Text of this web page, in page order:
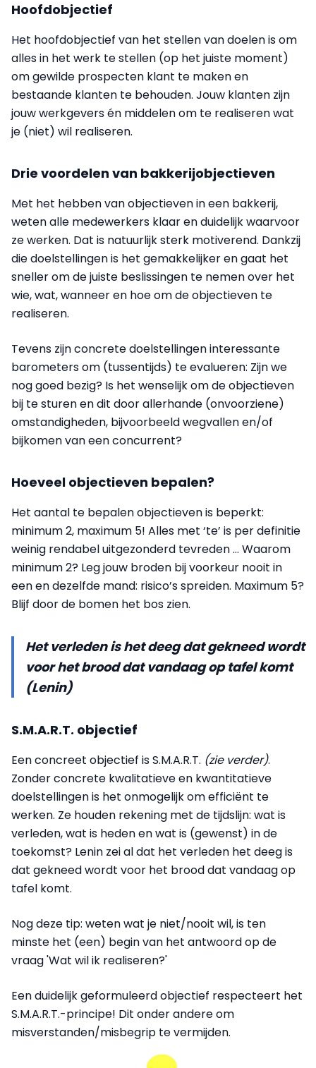
Hoofdobjectief
Het hoofdobjectief van het stellen van doelen is om
alles in het werk te stellen (op het juiste moment)
om gewilde prospecten klant te maken en
bestaande klanten te behouden. Jouw klanten zijn
jouw werkgevers én middelen om te realiseren wat
je (niet) wil realiseren.
Drie voordelen van bakkerijobjectieven
Met het hebben van objectieven in een bakkerij,
weten alle medewerkers klaar en duidelijk waarvoor
ze werken. Dat is natuurlijk sterk motiverend. Dankzij
die doelstellingen is het gemakkelijker en gaat het
sneller om de juiste beslissingen te nemen over het
wie, wat, wanneer en hoe om de objectieven te
realiseren.
Tevens zijn concrete doelstellingen interessante
barometers om (tussentijds) te evalueren: Zijn we
nog goed bezig? Is het wenselijk om de objectieven
bij te sturen en dit door allerhande (onvoorziene)
omstandigheden, bijvoorbeeld wegvallen en/of
bijkomen van een concurrent?
Hoeveel objectieven bepalen?
Het aantal te bepalen objectieven is beperkt:
minimum 2, maximum 5! Alles met ‘te’ is per definitie
weinig rendabel uitgezonderd tevreden … Waarom
minimum 2? Leg jouw broden bij voorkeur nooit in
een en dezelfde mand: risico’s spreiden. Maximum 5?
Blijf door de bomen het bos zien.
Het verleden is het deeg dat gekneed wordt
voor het brood dat vandaag op tafel komt
(Lenin)
S.M.A.R.T. objectief
Een concreet objectief is S.M.A.R.T. (zie verder).
Zonder concrete kwalitatieve en kwantitatieve
doelstellingen is het onmogelijk om efficiënt te
werken. Ze houden rekening met de tijdslijn: wat is
verleden, wat is heden en wat is (gewenst) in de
toekomst? Lenin zei al dat het verleden het deeg is
dat gekneed wordt voor het brood dat vandaag op
tafel komt.
Nog deze tip: weten wat je niet/nooit wil, is ten
minste het (een) begin van het antwoord op de
vraag 'Wat wil ik realiseren?'
Een duidelijk geformuleerd objectief respecteert het
S.M.A.R.T.-principe! Dit onder andere om
misverstanden/misbegrip te vermijden.